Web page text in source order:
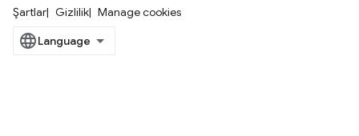
Şartlar Gizlilik Manage cookies